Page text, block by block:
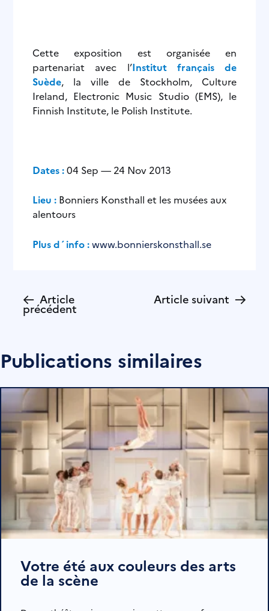
Cette exposition est organisée en
partenariat avec l’Institut français de
Suède, la ville de Stockholm, Culture
Ireland, Electronic Music Studio (EMS), le
Finnish Institute, le Polish Institute.
Dates :04 Sep — 24 Nov 2013
Lieu : Bonniers Konsthall et les musées aux
alentours
Plus d´info : www.bonnierskonsthall.se
← Article
précédent
Article suivant →
Publications similaires
Votre été aux couleurs des arts
de la scène